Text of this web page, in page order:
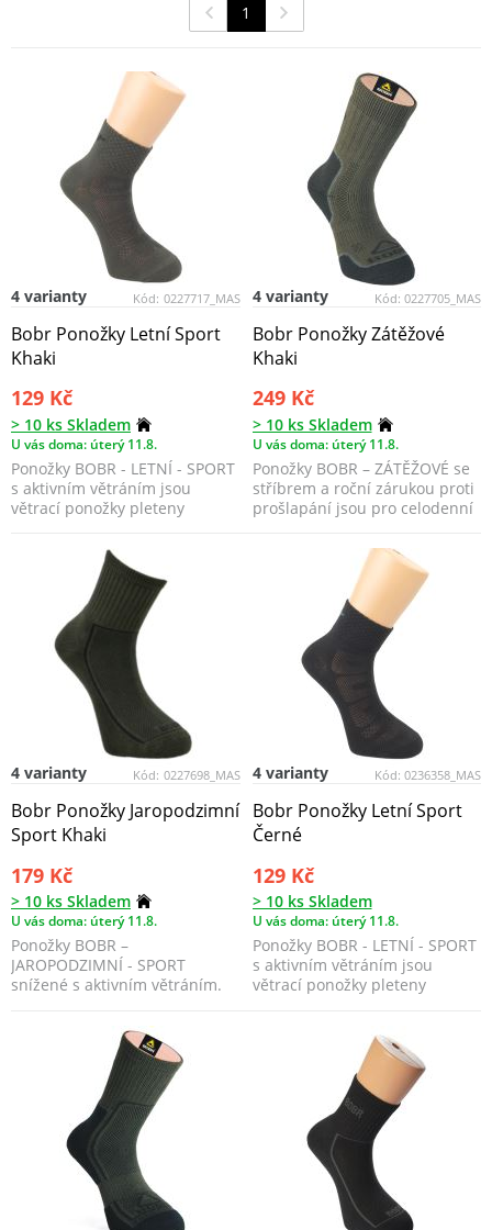
1
Kód: 0227717_MAS
4 varianty
Bobr Ponožky Letní Sport
Khaki
129 Kč
> 10 ks Skladem
U vás doma: úterý 11.8.
Ponožky BOBR - LETNÍ - SPORT
s aktivním větráním jsou
větrací ponožky pleteny
Kód: 0227705_MAS
4 varianty
Bobr Ponožky Zátěžové
Khaki
249 Kč
> 10 ks Skladem
U vás doma: úterý 11.8.
Ponožky BOBR – ZÁTĚŽOVÉ se
stříbrem a roční zárukou proti
prošlapání jsou pro celodenní
Kód: 0227698_MAS
4 varianty
Bobr Ponožky Jaropodzimní
Sport Khaki
179 Kč
> 10 ks Skladem
U vás doma: úterý 11.8.
Ponožky BOBR –
JAROPODZIMNÍ - SPORT
snížené s aktivním větráním.
Kód: 0236358_MAS
4 varianty
Bobr Ponožky Letní Sport
Černé
129 Kč
> 10 ks Skladem
U vás doma: úterý 11.8.
Ponožky BOBR - LETNÍ - SPORT
s aktivním větráním jsou
větrací ponožky pleteny